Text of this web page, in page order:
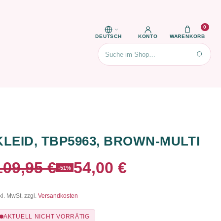
DEUTSCH KONTO WARENKORB
0
Suchen
TBP5963, BROWN-MULTI
€ -51% 54,00 €
MwSt. zzgl. Versandkosten
AKTUELL NICHT VORRÄTIG